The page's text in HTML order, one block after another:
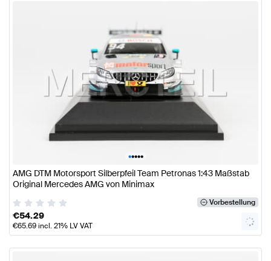
•••••
AMG DTM Motorsport Silberpfeil Team Petronas 1:43 Maßstab
Original Mercedes AMG von Minimax
Vorbestellung
€54.29
€65.69incl. 21% LV VAT